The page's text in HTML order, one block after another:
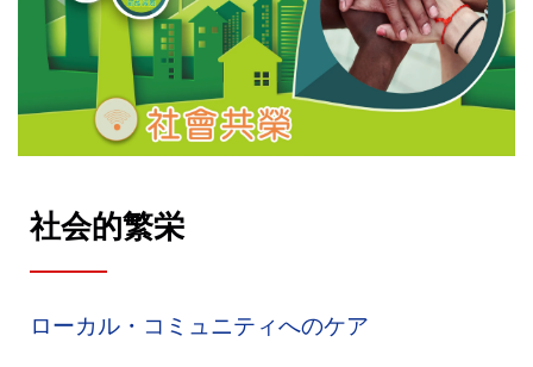
社会的繁栄
ローカル・コミュニティへのケア